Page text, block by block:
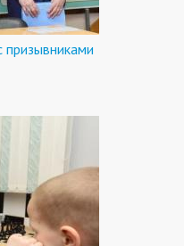
призывниками